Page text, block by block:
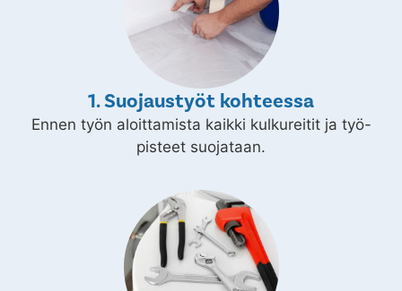
1. Suojaustyöt kohteessa
Ennen työn aloittamista kaikki kulkureitit ja työ-
pisteet suojataan.